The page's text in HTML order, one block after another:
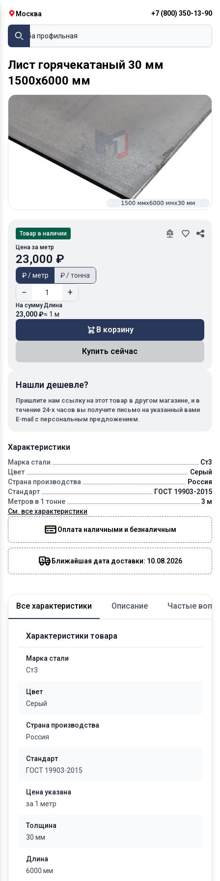
Москва +7 (800) 350-13-90
Труба профильная
Лист горячекатаный 30 мм
1500х6000 мм
Характеристики
Марка стали
Ст3
Цвет
Серый
Страна производства
Россия
Стандарт
ГОСТ 19903-2015
Метров в 1 тонне
3 м
См. все характеристики
Оплата наличными и безналичным
Ближайшая дата доставки: 10.08.2026
Товар в наличии
Цена за метр
23,000 ₽
₽ / метр ₽ / тонна
− +
На сумму
23,000 ₽
Длина
≈ 1 м
В корзину
Купить сейчас
Нашли дешевле?
Пришлите нам ссылку на этот товар в другом магазине, и в
течение 24-х часов вы получите письмо на указанный вами
E-mail с персональным предложением.
Все характеристики Описание Частые
Характеристики товара
Марка стали
Ст3
Цвет
Серый
Страна производства
Россия
Стандарт
ГОСТ 19903-2015
Цена указана
за 1 метр
Толщина
30 мм
Длина
6000 мм